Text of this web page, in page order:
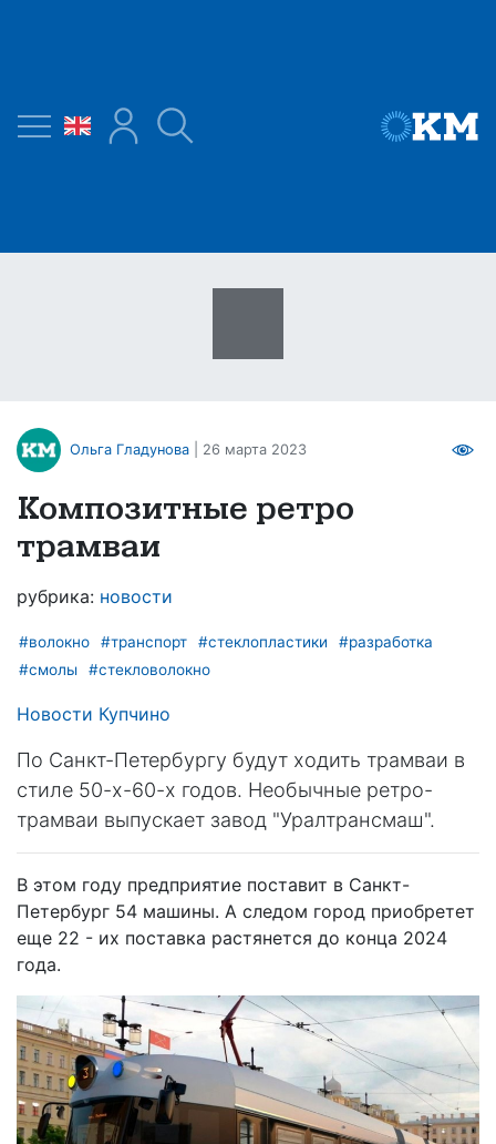
Ольга Гладунова | 26 марта 2023
Композитные ретро
трамваи
рубрика: новости
#волокно #транспорт #стеклопластики
#разработка
#смолы
#стекловолокно
Новости Купчино
По Санкт-Петербургу будут ходить трамваи в
стиле 50-х-60-х годов. Необычные ретро-
трамваи выпускает завод "Уралтрансмаш".
В этом году предприятие поставит в Санкт-
Петербург 54 машины. А следом город приобретет
еще 22 - их поставка растянется до конца 2024
года.